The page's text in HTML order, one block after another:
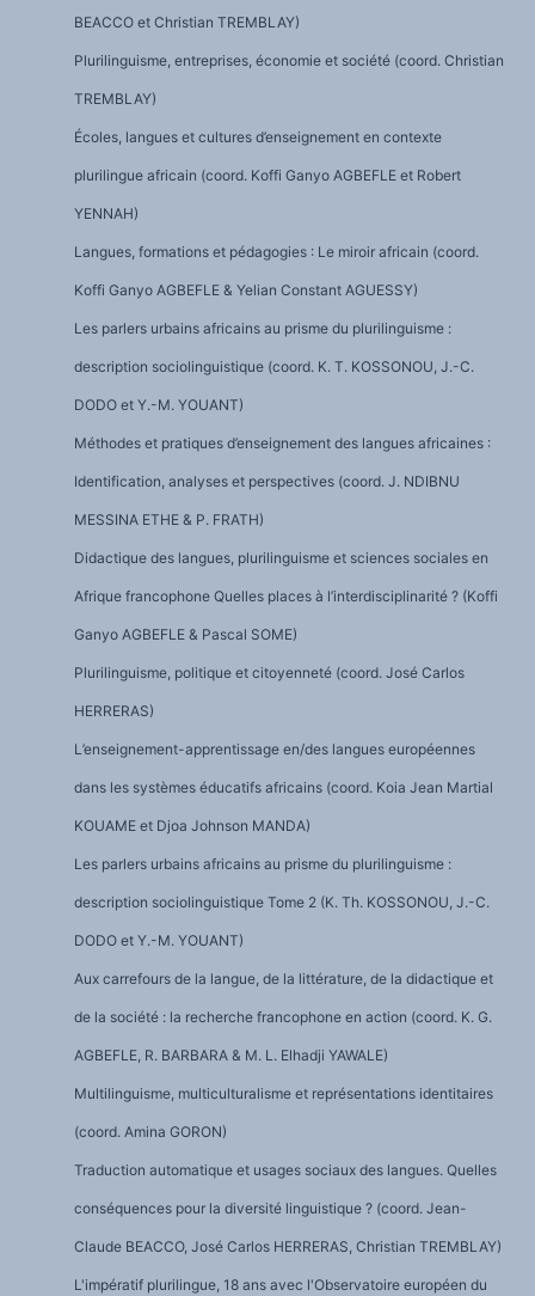
BEACCO et Christian TREMBLAY)
Plurilinguisme, entreprises, économie et société (coord. Christian
TREMBLAY)
Écoles, langues et cultures d’enseignement en contexte
plurilingue africain (coord. Koffi Ganyo AGBEFLE et Robert
YENNAH)
Langues, formations et pédagogies : Le miroir africain (coord.
Koffi Ganyo AGBEFLE & Yelian Constant AGUESSY)
Les parlers urbains africains au prisme du plurilinguisme :
description sociolinguistique (coord. K. T. KOSSONOU, J.-C.
DODO et Y.-M. YOUANT)
Méthodes et pratiques d’enseignement des langues africaines :
Identification, analyses et perspectives (coord. J. NDIBNU
MESSINA ETHE & P. FRATH)
Didactique des langues, plurilinguisme et sciences sociales en
Afrique francophone Quelles places à l’interdisciplinarité ? (Koffi
Ganyo AGBEFLE & Pascal SOME)
Plurilinguisme, politique et citoyenneté (coord. José Carlos
HERRERAS)
L’enseignement-apprentissage en/des langues européennes
dans les systèmes éducatifs africains (coord. Koia Jean Martial
KOUAME et Djoa Johnson MANDA)
Les parlers urbains africains au prisme du plurilinguisme :
description sociolinguistique Tome 2 (K. Th. KOSSONOU, J.-C.
DODO et Y.-M. YOUANT)
Aux carrefours de la langue, de la littérature, de la didactique et
de la société : la recherche francophone en action (coord. K. G.
AGBEFLE, R. BARBARA & M. L. Elhadji YAWALE)
Multilinguisme, multiculturalisme et représentations identitaires
(coord. Amina GORON)
Traduction automatique et usages sociaux des langues. Quelles
conséquences pour la diversité linguistique ? (coord. Jean-
Claude BEACCO, José Carlos HERRERAS, Christian TREMBLAY)
L'impératif plurilingue, 18 ans avec l'Observatoire européen du